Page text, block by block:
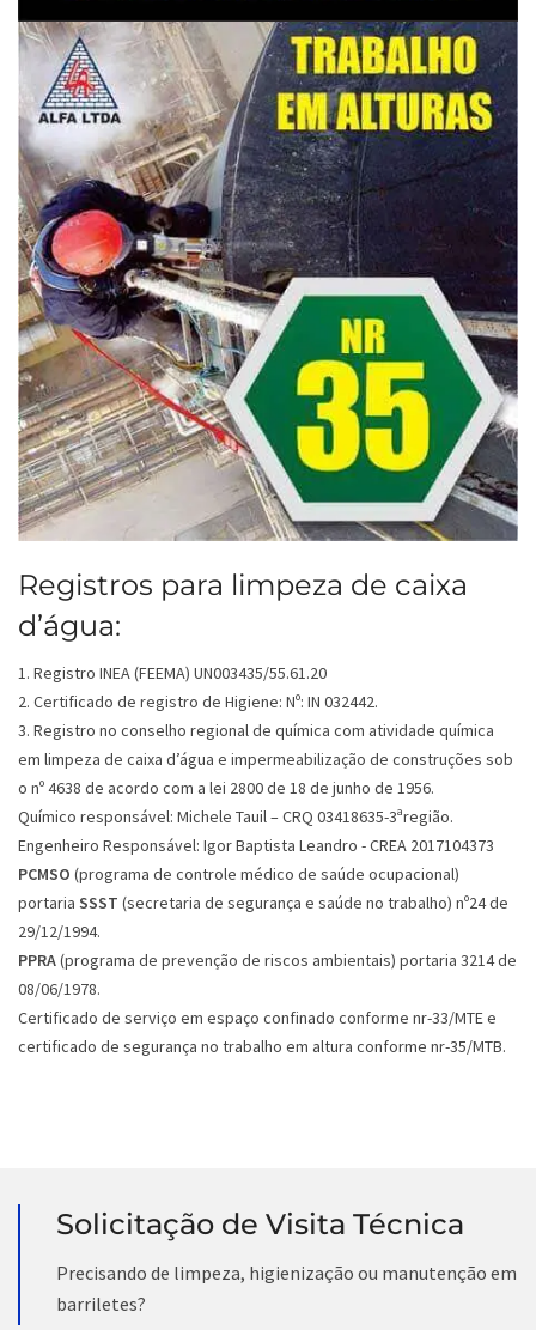
Registros para limpeza de caixa
d’água:
1. Registro INEA (FEEMA) UN003435/55.61.20
2. Certificado de registro de Higiene: Nº: IN 032442.
3. Registro no conselho regional de química com atividade química
em limpeza de caixa d’água e impermeabilização de construções sob
o nº 4638 de acordo com a lei 2800 de 18 de junho de 1956.
Químico responsável: Michele Tauil – CRQ 03418635-3ªregião.
Engenheiro Responsável: Igor Baptista Leandro - CREA 2017104373
PCMSO (programa de controle médico de saúde ocupacional)
portaria SSST (secretaria de segurança e saúde no trabalho) nº24 de
29/12/1994.
PPRA(programa de prevenção de riscos ambientais) portaria 3214 de
08/06/1978.
Certificado de serviço em espaço confinado conforme nr-33/MTE e
certificado de segurança no trabalho em altura conforme nr-35/MTB.
Solicitação de Visita Técnica
Precisando de limpeza, higienização ou manutenção em
barriletes?